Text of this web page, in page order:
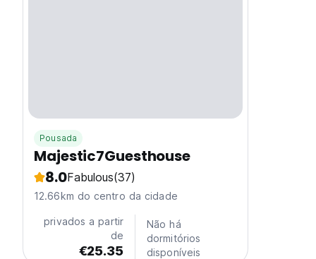
Pousada
Majestic7Guesthouse
8.0Fabulous(37)
12.66km do centro da cidade
privados a partir
de
€25.35
Não há
dormitórios
disponíveis